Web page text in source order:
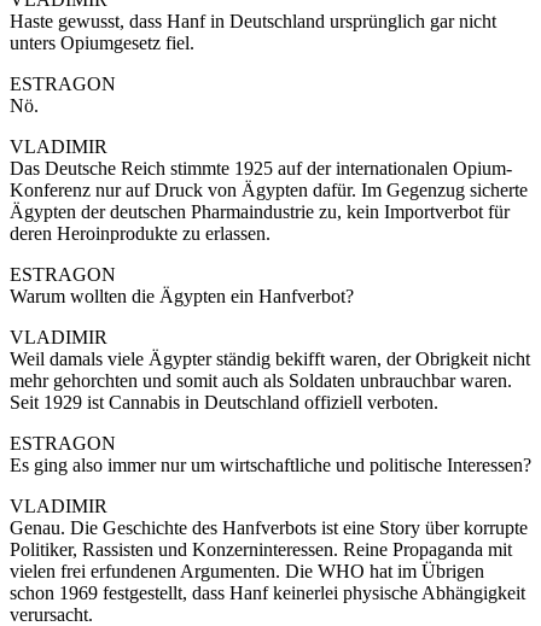
Haste gewusst, dass Hanf in Deutschland ursprünglich gar nicht
unters Opiumgesetz fiel.
ESTRAGON
Nö.
VLADIMIR
Das Deutsche Reich stimmte 1925 auf der internationalen Opium-
Konferenz nur auf Druck von Ägypten dafür. Im Gegenzug sicherte
Ägypten der deutschen Pharmaindustrie zu, kein Importverbot für
deren Heroinprodukte zu erlassen.
ESTRAGON
Warum wollten die Ägypten ein Hanfverbot?
VLADIMIR
Weil damals viele Ägypter ständig bekifft waren, der Obrigkeit nicht
mehr gehorchten und somit auch als Soldaten unbrauchbar waren.
Seit 1929 ist Cannabis in Deutschland offiziell verboten.
ESTRAGON
Es ging also immer nur um wirtschaftliche und politische Interessen?
VLADIMIR
Genau. Die Geschichte des Hanfverbots ist eine Story über korrupte
Politiker, Rassisten und Konzerninteressen. Reine Propaganda mit
vielen frei erfundenen Argumenten. Die WHO hat im Übrigen
schon 1969 festgestellt, dass Hanf keinerlei physische Abhängigkeit
verursacht.